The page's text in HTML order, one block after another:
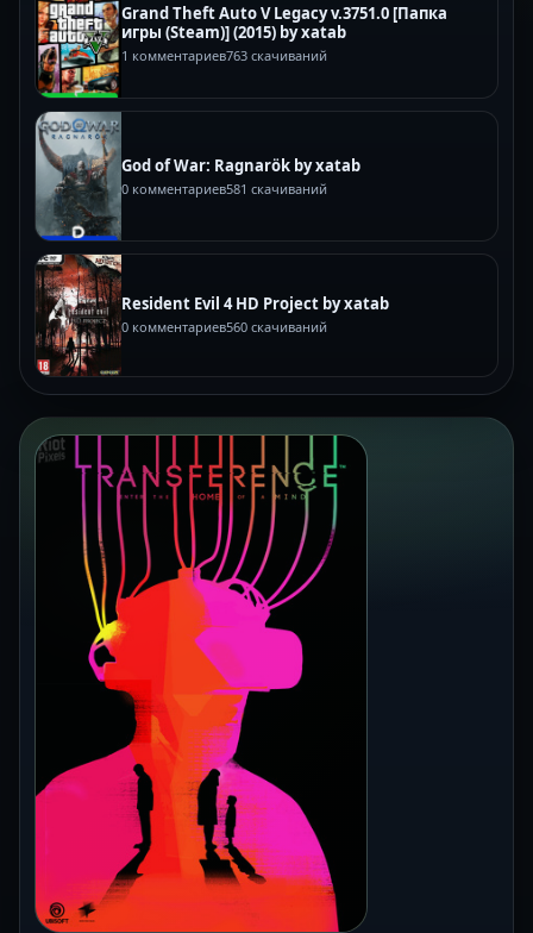
Grand Theft Auto V Legacy v.3751.0 [Папка
игры (Steam)] (2015) by xatab
1 комментариев763 скачиваний
God of War: Ragnarök by xatab
0 комментариев581 скачиваний
Resident Evil 4 HD Project by xatab
0 комментариев560 скачиваний